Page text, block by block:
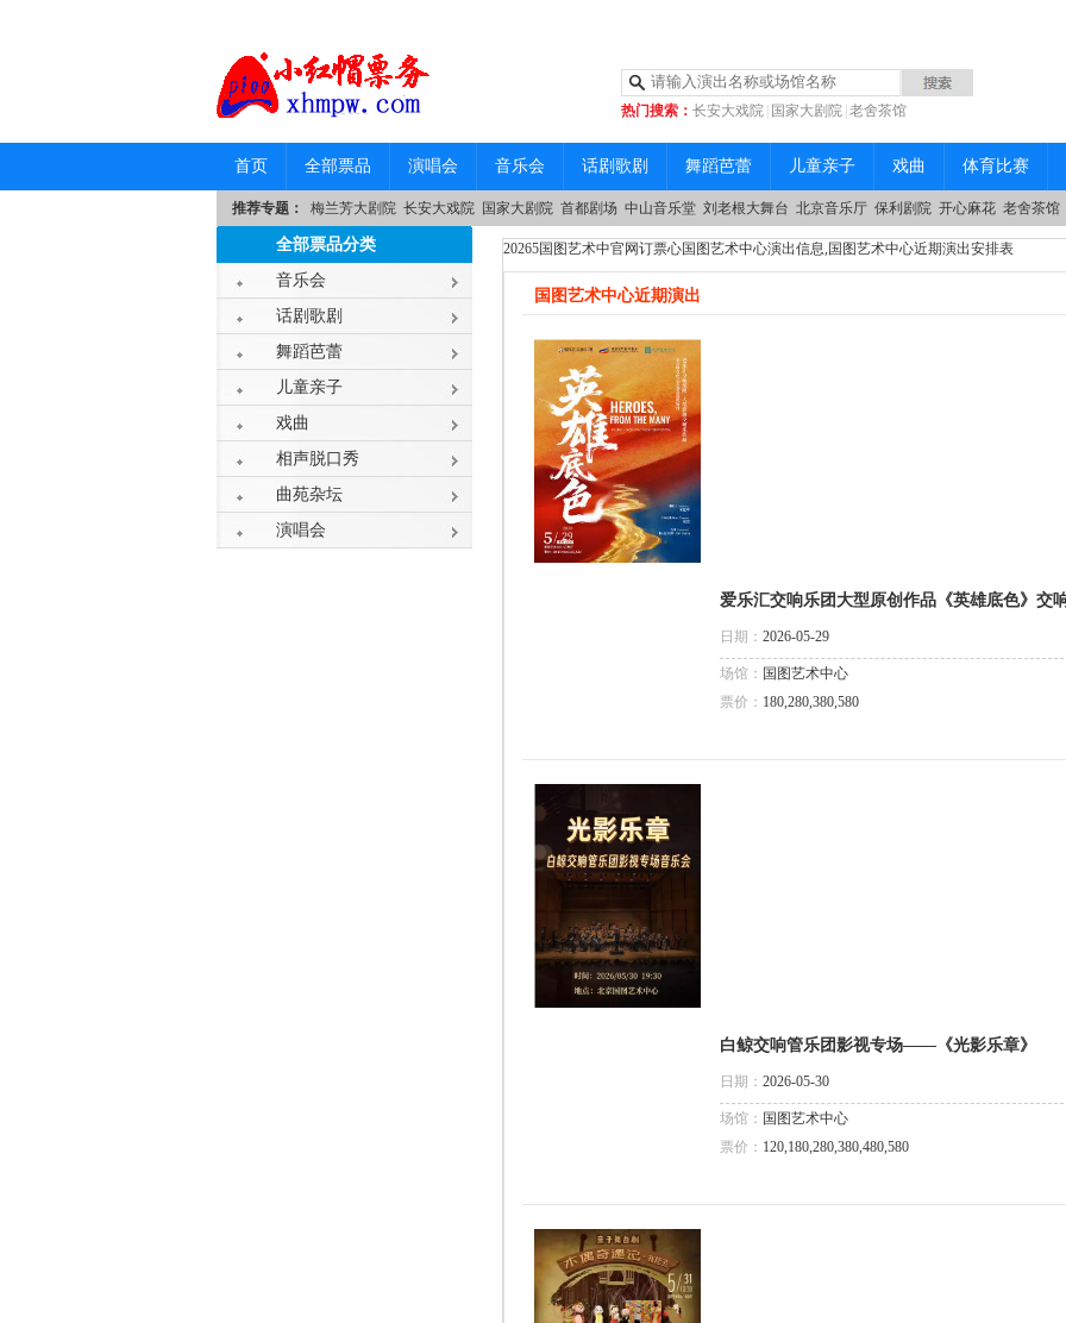
热门搜索： 长安大戏院 国家大剧院 老舍茶馆
|中山音乐堂
首页 全部票品 演唱会 音乐会 话剧歌剧 舞蹈芭蕾 儿童亲子 戏曲 体育比赛
推荐专题： 梅兰芳大剧院 长安大戏院 国家大剧院 首都剧场 中山音乐堂 刘老根大舞台 北京音乐厅 保利剧院 开心麻花 老舍茶馆
全部票品分类
音乐会
话剧歌剧
舞蹈芭蕾
儿童亲子
戏曲
相声脱口秀
曲苑杂坛
演唱会
20265国图艺术中官网订票心国图艺术中心演出信息,国图艺术中心近期演出安排表
国图艺术中心近期演出
爱乐汇交响乐团大型原创作品《英雄底色》交
日期： 2026-05-29
场馆： 国图艺术中心
票价： 180,280,380,580
白鲸交响管乐团影视专场——《光影乐章》
日期： 2026-05-30
场馆： 国图艺术中心
票价： 120,180,280,380,480,580